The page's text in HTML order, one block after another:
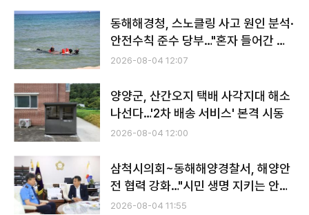
동해해경청, 스노클링 사고 원인 분석·
안전수칙 준수 당부…"혼자 들어간 바
다가 가장 위험했다"
2026-08-04 12:07
양양군, 산간오지 택배 사각지대 해소
나선다…'2차 배송 서비스' 본격 시동
2026-08-04 12:00
삼척시의회~동해해양경찰서, 해양안
전 협력 강화…"시민 생명 지키는 안전
망 구축에 힘 모은다"
2026-08-04 11:55